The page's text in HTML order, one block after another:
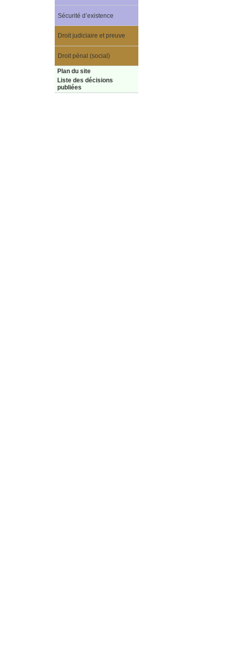
Sécurité d’existence
Droit judiciaire et preuve
Droit pénal (social)
Plan du site
Liste des décisions
publiées